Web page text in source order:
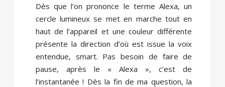
Dès que l’on prononce le terme Alexa, un
cercle lumineux se met en marche tout en
haut de l’appareil et une couleur différente
présente la direction d’où est issue la voix
entendue, smart. Pas besoin de faire de
pause, après le « Alexa », c’est de
l’instantanée ! Dès la fin de ma question, la